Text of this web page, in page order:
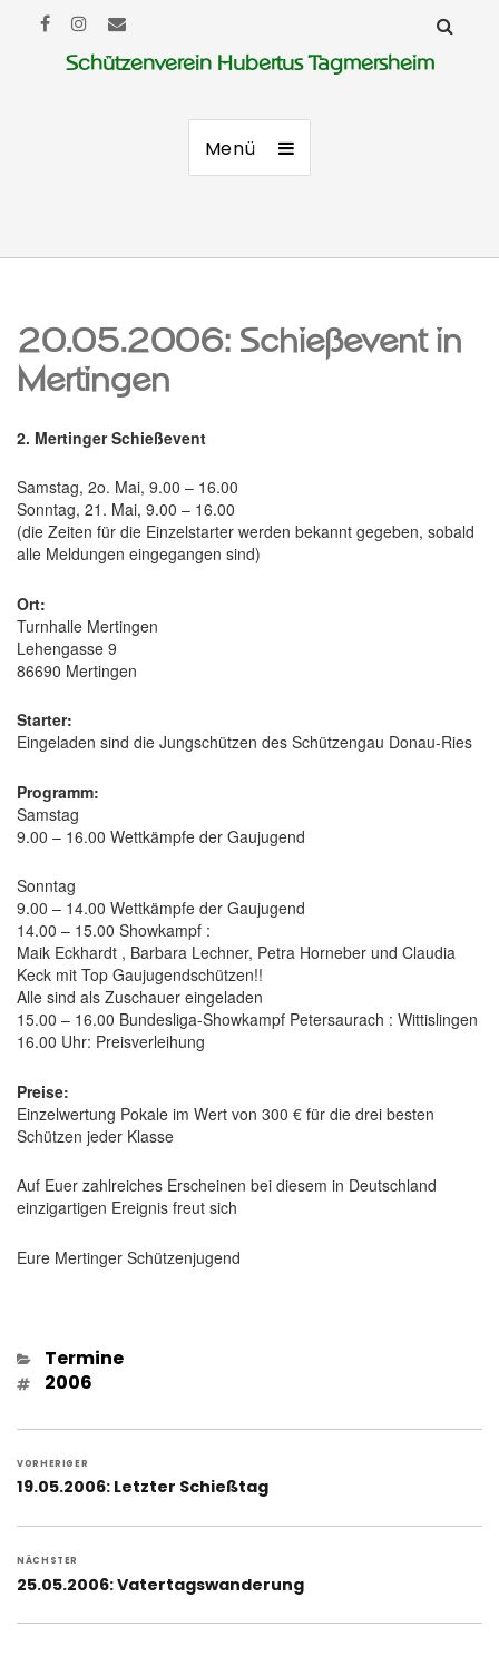
Schützenverein Hubertus Tagmersheim
Menü
20.05.2006: Schießevent in
Mertingen
2. Mertinger Schießevent
Samstag, 2o. Mai, 9.00 – 16.00
Sonntag, 21. Mai, 9.00 – 16.00
(die Zeiten für die Einzelstarter werden bekannt gegeben, sobald
alle Meldungen eingegangen sind)
Ort:
Turnhalle Mertingen
Lehengasse 9
86690 Mertingen
Starter:
Eingeladen sind die Jungschützen des Schützengau Donau-Ries
Programm:
Samstag
9.00 – 16.00 Wettkämpfe der Gaujugend
Sonntag
9.00 – 14.00 Wettkämpfe der Gaujugend
14.00 – 15.00 Showkampf :
Maik Eckhardt , Barbara Lechner, Petra Horneber und Claudia
Keck mit Top Gaujugendschützen!!
Alle sind als Zuschauer eingeladen
15.00 – 16.00 Bundesliga-Showkampf Petersaurach : Wittislingen
16.00 Uhr: Preisverleihung
Preise:
Einzelwertung Pokale im Wert von 300 € für die drei besten
Schützen jeder Klasse
Auf Euer zahlreiches Erscheinen bei diesem in Deutschland
einzigartigen Ereignis freut sich
Eure Mertinger Schützenjugend
Kategorien
Termine
Schlagwörter
2006
Beitragsnavigation
VORHERIGER
Vorheriger
19.05.2006: Letzter Schießtag
NÄCHSTER
Nächster
25.05.2006: Vatertagswanderung